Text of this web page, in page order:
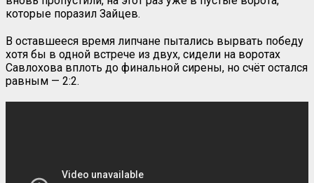
которые поразил Зайцев.
В оставшееся время липчане пытались вырвать победу
хотя бы в одной встрече из двух, сидели на воротах
Савлохова вплоть до финальной сирены, но счёт остался
равным — 2:2.